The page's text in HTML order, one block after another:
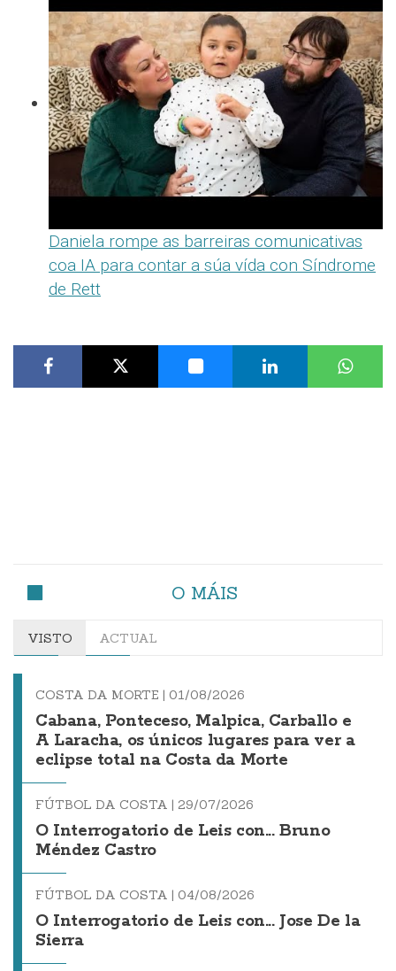
Daniela rompe as barreiras comunicativas
coa IA para contar a súa vída con Síndrome
de Rett
O MÁIS
VISTO ACTUAL
COSTA DA MORTE | 01/08/2026
Cabana, Ponteceso, Malpica, Carballo e
A Laracha, os únicos lugares para ver a
eclipse total na Costa da Morte
FÚTBOL DA COSTA | 29/07/2026
O Interrogatorio de Leis con... Bruno
Méndez Castro
FÚTBOL DA COSTA | 04/08/2026
O Interrogatorio de Leis con... Jose De la
Sierra